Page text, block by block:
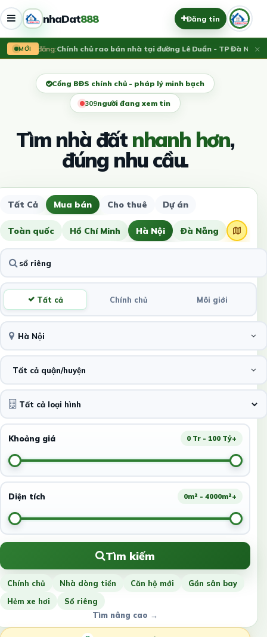
nhaDat888 Đăng tin
MỚI
Vừa đăng:Chính chủ rao bán nhà tại đường Lê Duẩn - TP Đà Nẵng;×
Cổng BĐS chính chủ - pháp lý minh bạch
312người đang xem tin
Tìm nhà đấtnhanh hơn,
đúng nhu cầu.
Tất Cả Mua bán Cho thuê Dự án
Toàn quốc Hồ Chí Minh Hà Nội Đà Nẵng
Tất cả Chính chủ Môi giới
Hà Nội
Tất cả quận/huyện
Khoảng giá 0 Tr - 100 Tỷ+
Diện tích 0m² - 4000m²+
Tìm kiếm
Chính chủ Nhà dòng tiền Căn hộ mới
Gần sân bay
Hẻm xe hơi
Sổ riêng
Tìm nâng cao →